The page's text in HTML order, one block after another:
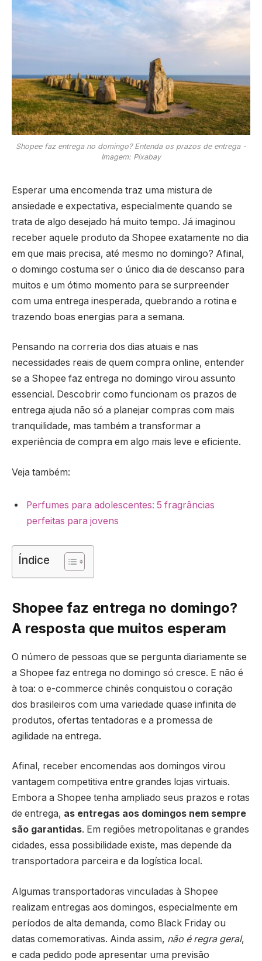
Shopee faz entrega no domingo? Entenda os prazos de entrega -
Imagem: Pixabay
Esperar uma encomenda traz uma mistura de
ansiedade e expectativa, especialmente quando se
trata de algo desejado há muito tempo. Já imaginou
receber aquele produto da Shopee exatamente no dia
em que mais precisa, até mesmo no domingo? Afinal,
o domingo costuma ser o único dia de descanso para
muitos e um ótimo momento para se surpreender
com uma entrega inesperada, quebrando a rotina e
trazendo boas energias para a semana.
Pensando na correria dos dias atuais e nas
necessidades reais de quem compra online, entender
se a Shopee faz entrega no domingo virou assunto
essencial. Descobrir como funcionam os prazos de
entrega ajuda não só a planejar compras com mais
tranquilidade, mas também a transformar a
experiência de compra em algo mais leve e eficiente.
Veja também:
Perfumes para adolescentes: 5 fragrâncias
perfeitas para jovens
Índice
Shopee faz entrega no domingo?
A resposta que muitos esperam
O número de pessoas que se pergunta diariamente se
a Shopee faz entrega no domingo só cresce. E não é
à toa: o e-commerce chinês conquistou o coração
dos brasileiros com uma variedade quase infinita de
produtos, ofertas tentadoras e a promessa de
agilidade na entrega.
Afinal, receber encomendas aos domingos virou
vantagem competitiva entre grandes lojas virtuais.
Embora a Shopee tenha ampliado seus prazos e rotas
de entrega, as entregas aos domingos nem sempre
são garantidas. Em regiões metropolitanas e grandes
cidades, essa possibilidade existe, mas depende da
transportadora parceira e da logística local.
Algumas transportadoras vinculadas à Shopee
realizam entregas aos domingos, especialmente em
períodos de alta demanda, como Black Friday ou
datas comemorativas. Ainda assim, não é regra geral,
e cada pedido pode apresentar uma previsão